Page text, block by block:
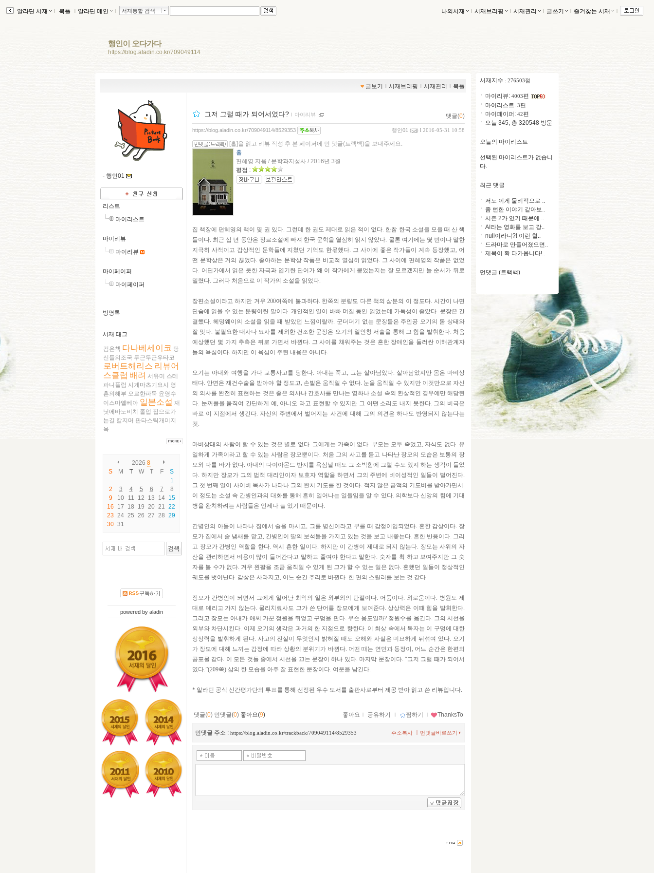
알라딘 서재 ｌ 북플 ｌ 알라딘 메인 ｌ 서재통합 검색 나의서재 ｌ 서재브리핑 ｌ 서재관리 ｌ 글쓰기 ｌ 즐겨찾는 서재 ｌ
행인이 오다가다
https://blog.aladin.co.kr/709049114
글보기 ｌ 서재브리핑 ｌ 서재관리 ｌ 북플
- 행인01
리스트
마이리스트
마이리뷰
마이리뷰
마이페이퍼
마이페이퍼
방명록
서재 태그
검은책 다나베세이코 당
신들의조국 두근두근우타코
로버트해리스 리뷰어
스클럽 배려 서유미
스테
파니플럼 시게마츠기요시
영
혼의해부 오르한파묵 윤영수
이스마엘베아 일본소설 재
닛에바노비치 졸업 집으로가
는길 칼지머 판타스틱개미지
옥
2026 8
S
M T W T F
S
1
2
3 4 5 6 7
8
9
10 11 12 13 14 15
16
17 18 19 20 21 22
23 24 25 26 27 28 29
30 31
powered by aladin
그저 그럴 때가 되어서였다? ｌ 마이리뷰 댓글(0)
행인01 ( ) l 2016-05-31 10:58
https://blog.aladin.co.kr/709049114/8529353
[홀]을 읽고 리뷰 작성 후 본 페이퍼에 먼 댓글(트랙백)을 보내주세요.
홀
편혜영 지음 / 문학과지성사 / 2016년 3월
평점 :
집 책장에 편혜영의 책이 몇 권 있다. 그런데 한 권도 제대로 읽은 적이 없다. 한참 한국 소설을 모을 때 산 책
들이다. 최근 십 년 동안은 장르소설에 빠져 한국 문학을 열심히 읽지 않았다. 물론 여기에는 몇 번이나 말한
지극히 사적이고 감상적인 문학들에 지쳤던 기억도 한몫했다. 그 사이에 좋은 작가들이 계속 등장했고, 어
떤 문학상은 거의 끊었다. 좋아하는 문학상 작품은 비교적 열심히 읽었다. 그 사이에 편혜영의 작품은 없었
다. 어딘가에서 읽은 듯한 자극과 엽기란 단어가 왜 이 작가에게 붙었는지는 잘 모르겠지만 늘 순서가 뒤로
밀렸다. 그러다 처음으로 이 작가의 소설을 읽었다.
장편소설이라고 하지만 겨우 200여쪽에 불과하다. 한쪽의 분량도 다른 책의 삼분의 이 정도다. 시간이 나면
단숨에 읽을 수 있는 분량이란 말이다. 개인적인 일이 바빠 며칠 동안 읽었는데 가독성이 좋았다. 문장은 간
결했다. 헤밍웨이의 소설을 읽을 때 받았던 느낌이랄까. 군더더기 없는 문장들은 주인공 오기의 몸 상태와
잘 맞다. 불필요한 대사나 묘사를 제외한 건조한 문장은 오기의 일인칭 서술을 통해 그 힘을 발휘한다. 처음
예상했던 몇 가지 추측은 뒤로 가면서 바뀐다. 그 사이를 채워주는 것은 흔한 장애인을 둘러싼 이해관계자
들의 욕심이다. 하지만 이 욕심이 주된 내용은 아니다.
오기는 아내와 여행을 가다 교통사고를 당한다. 아내는 죽고, 그는 살아남았다. 살아남았지만 몸은 마비상
태다. 안면은 재건수술을 받아야 할 정도고, 손발은 움직일 수 없다. 눈을 움직일 수 있지만 이것만으로 자신
의 의사를 완전히 표현하는 것은 좋은 의사나 간호사를 만나는 영화나 소설 속의 환상적인 경우에만 해당된
다. 눈꺼풀을 움직여 간단하게 예, 아니오 라고 표현할 수 있지만 그 어떤 소리도 내지 못한다. 그의 비극은
바로 이 지점에서 생긴다. 자신의 주변에서 벌어지는 사건에 대해 그의 의견은 하나도 반영되지 않는다는
것.
마비상태의 사람이 할 수 있는 것은 별로 없다. 그에게는 가족이 없다. 부모는 모두 죽었고, 자식도 없다. 유
일하게 가족이라고 할 수 있는 사람은 장모뿐이다. 처음 그의 사고를 듣고 나타난 장모의 모습은 보통의 장
모와 다를 바가 없다. 아내의 다이아몬드 반지를 욕심낼 때도 그 소박함에 그럴 수도 있지 하는 생각이 들었
다. 하지만 장모가 그의 법적 대리인이자 보호자 역할을 하면서 그의 주변에 비이성적인 일들이 벌어진다.
그 첫 번째 일이 사이비 목사가 나타나 그의 완치 기도를 한 것이다. 적지 않은 금액의 기도비를 받아가면서.
이 정도는 소설 속 간병인과의 대화를 통해 흔히 일어나는 일들임을 알 수 있다. 의학보다 신앙의 힘에 기대
병을 완치하려는 사람들은 언제나 늘 있기 때문이다.
간병인의 아들이 나타나 집에서 술을 마시고, 그를 병신이라고 부를 때 감정이입되었다. 흔한 감상이다. 장
모가 집에서 술 냄새를 맡고, 간병인이 딸의 보석들을 가지고 있는 것을 보고 내쫓는다. 흔한 반응이다. 그리
고 장모가 간병인 역할을 한다. 역시 흔한 일이다. 하지만 이 간병이 제대로 되지 않는다. 장모는 사위의 자
산을 관리하면서 비용이 많이 들어간다고 말하고 줄여야 한다고 말한다. 숫자를 휙 하고 보여주지만 그 숫
자를 볼 수가 없다. 겨우 왼팔을 조금 움직일 수 있게 된 그가 할 수 있는 일은 없다. 흔했던 일들이 정상적인
궤도를 벗어난다. 감상은 사라지고, 어느 순간 추리로 바뀐다. 한 편의 스릴러를 보는 것 같다.
장모가 간병인이 되면서 그에게 일어난 최악의 일은 외부와의 단절이다. 어둠이다. 외로움이다. 병원도 제
대로 데리고 가지 않는다. 물리치료사도 그가 쓴 단어를 장모에게 보여준다. 상상력은 이때 힘을 발휘한다.
그리고 장모는 아내가 애써 가꾼 정원을 뒤엎고 구멍을 판다. 무슨 용도일까? 정원수를 옮긴다. 그의 시선을
외부와 차단시킨다. 이제 오기의 생각은 과거의 한 지점으로 향한다. 이 회상 속에서 독자는 이 구멍에 대한
상상력을 발휘하게 된다. 사고의 진실이 무엇인지 밝혀질 때도 오해와 사실은 미묘하게 뒤섞여 있다. 오기
가 장모에 대해 느끼는 감정에 따라 상황의 분위기가 바뀐다. 어떤 때는 연민과 동정이, 어느 순간은 한편의
공포물 같다. 이 모든 것들 중에서 시선을 끄는 문장이 하나 있다. 마지막 문장이다. “그저 그럴 때가 되어서
였다.”(209쪽) 삶의 한 모습을 아주 잘 표현한 문장이다. 여운을 남긴다.
* 알라딘 공식 신간평가단의 투표를 통해 선정된 우수 도서를 출판사로부터 제공 받아 읽고 쓴 리뷰입니다.
댓글(0) 먼댓글(0) 좋아요(9) 좋아요 ｌ 공유하기 ｌ 찜하기 ｌ ThanksTo
먼댓글 주소 : https://blog.aladin.co.kr/trackback/709049114/8529353 먼댓글바로쓰기
주소복사
서재지수 : 276503점
마이리뷰: 4003편
마이리스트: 3편
마이페이퍼: 42편
오늘 345, 총 320548 방문
오늘의 마이리스트
선택된 마이리스트가 없습니
다.
최근 댓글
저도 이게 물리적으로 ..
좀 뻔한 이야기 같아보..
시즌 2가 있기 때문에 ..
AI라는 영화를 보고 강..
null이라니?! 이런 혈..
드라마로 만들어졌으면..
제목이 확 다가옵니다!..
먼댓글 (트랙백)